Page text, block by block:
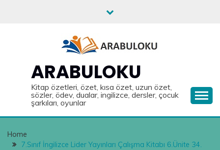
ARABULOKU
Kitap özetleri, özet, kısa özet, uzun özet,
sözler, ödev, dualar, ingilizce, dersler, çocuk
şarkıları, oyunlar
Home
7.Sınıf İngilizce Lider Yayınları Çalışma Kitabı 6.Ünite 34.